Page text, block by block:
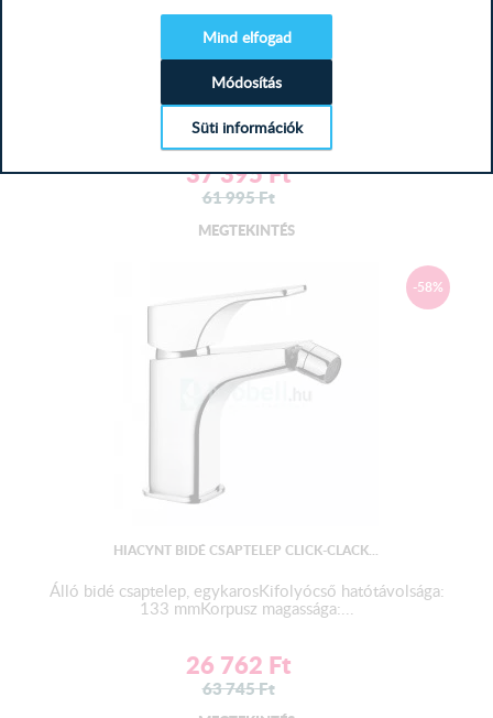
Deante BQA_N31M Álló bidé csap...
37 395Ft
61 995Ft
MEGTEKINTÉS
-58%
HIACYNT BIDÉ CSAPTELEP CLICK-CLACK...
Álló bidé csaptelep, egykarosKifolyócső hatótávolsága:
133 mmKorpusz magassága:...
26 762 Ft
63 745Ft
Mind elfogad
Módosítás
Süti információk